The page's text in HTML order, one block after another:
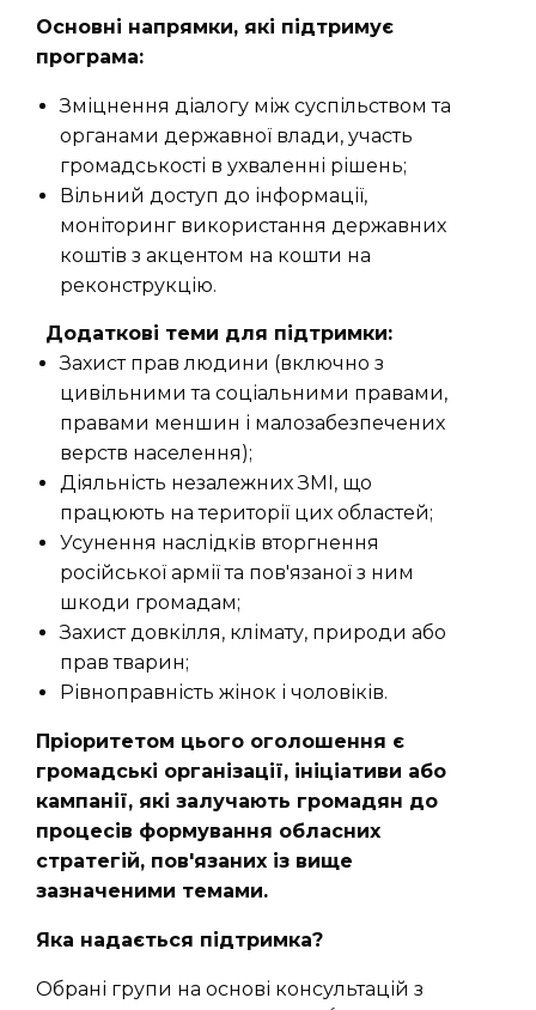
Основні напрямки, які підтримує
програма:
Зміцнення діалогу між суспільством та
органами державної влади, участь
громадськості в ухваленні рішень;
Вільний доступ до інформації,
моніторинг використання державних
коштів з акцентом на кошти на
реконструкцію.
Додаткові теми для підтримки:
Захист прав людини (включно з
цивільними та соціальними правами,
правами меншин і малозабезпечених
верств населення);
Діяльність незалежних ЗМІ, що
працюють на території цих областей;
Усунення наслідків вторгнення
російської армії та пов'язаної з ним
шкоди громадам;
Захист довкілля, клімату, природи або
прав тварин;
Рівноправність жінок і чоловіків.
Пріоритетом цього оголошення є
громадські організації, ініціативи або
кампанії, які залучають громадян до
процесів формування обласних
стратегій, пов'язаних із вище
зазначеними темами.
Яка надається підтримка?
Обрані групи на основі консультацій з